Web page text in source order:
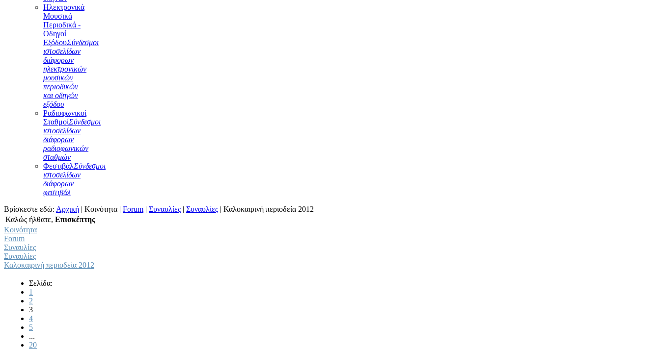
Ηλεκτρονικά
Μουσικά
Περιοδικά -
Οδηγοί
ΕξόδουΣύνδεσμοι
ιστοσελίδων
διάφορων
ηλεκτρονικών
μουσικών
περιοδικών
και οδηγών
εξόδου
Ραδιοφωνικοί
ΣταθμοίΣύνδεσμοι
ιστοσελίδων
διάφορων
ραδιοφωνικών
σταθμών
ΦεστιβάλΣύνδεσμοι
ιστοσελίδων
διάφορων
φεστιβάλ
Βρίσκεστε εδώ: Αρχική | Κοινότητα | Forum | Συναυλίες | Συναυλίες | Καλοκαιρινή περιοδεία 2012
Καλώς ήλθατε, Επισκέπτης
Κοινότητα
Forum
Συναυλίες
Συναυλίες
Καλοκαιρινή περιοδεία 2012
Σελίδα:
1
2
3
4
5
...
20